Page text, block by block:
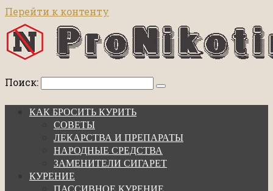
Перейти к контенту
Поиск:
КАК БРОСИТЬ КУРИТЬ
СОВЕТЫ
ЛЕКАРСТВА И ПРЕПАРАТЫ
НАРОДНЫЕ СРЕДСТВА
ЗАМЕНИТЕЛИ СИГАРЕТ
КУРЕНИЕ
ПАССИВНОЕ КУРЕНИЕ